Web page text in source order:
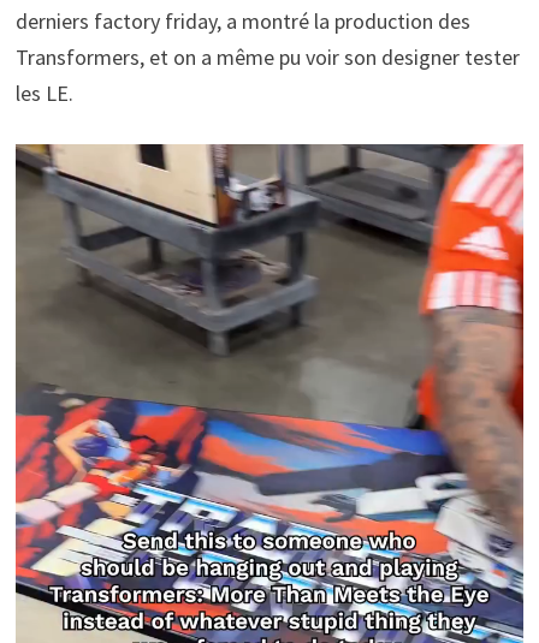
derniers factory friday, a montré la production des
Transformers, et on a même pu voir son designer tester
les LE.